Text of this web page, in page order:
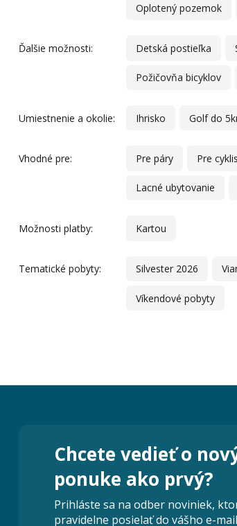
Oplotený pozemok
Ďalšie možnosti: Detská postieľka
Požičovňa bicyklov
Umiestnenie a okolie: Ihrisko Golf do
Vhodné pre: Pre páry Pre
Lacné ubytovanie
Možnosti platby: Kartou
Tematické pobyty: Silvester 2026
Víkendové pobyty
Chcete vedieť o
ponuke ako prvý?
Prihláste sa na odber noviniek,
pravidelne posielať do vášho e-